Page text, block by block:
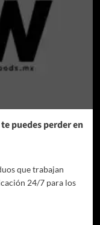
puedes perder en
que trabajan
24/7 para los